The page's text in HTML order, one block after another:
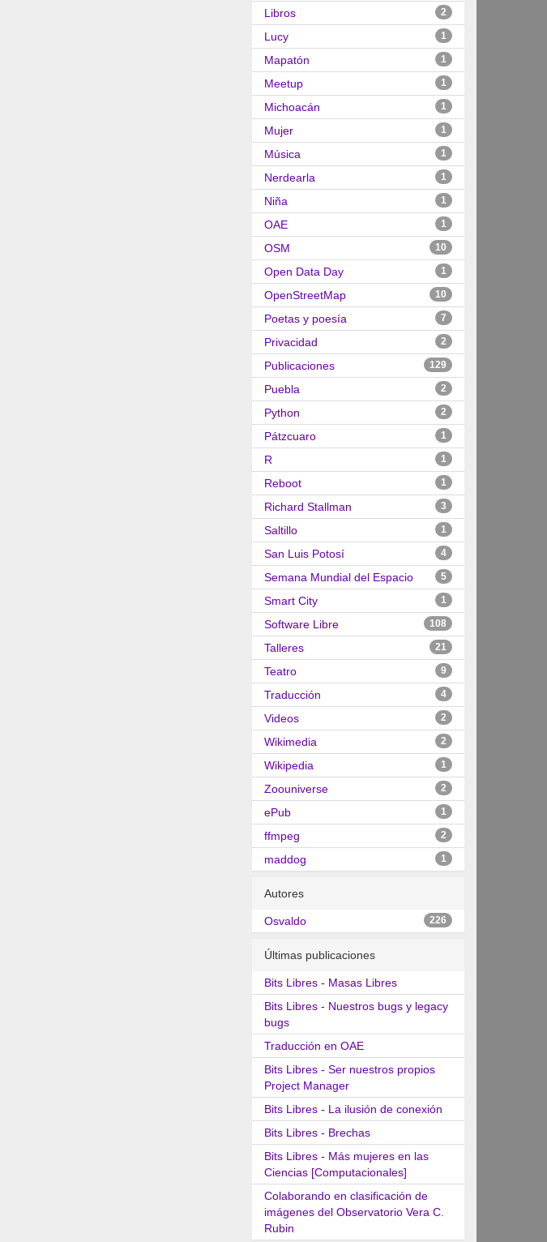
Libros 2
Lucy 1
Mapatón 1
Meetup 1
Michoacán 1
Mujer 1
Música 1
Nerdearla 1
Niña 1
OAE 1
OSM 10
Open Data Day 1
OpenStreetMap 10
Poetas y poesía 7
Privacidad 2
Publicaciones 129
Puebla 2
Python 2
Pátzcuaro 1
R 1
Reboot 1
Richard Stallman 3
Saltillo 1
San Luis Potosí 4
Semana Mundial del Espacio 5
Smart City 1
Software Libre 108
Talleres 21
Teatro 9
Traducción 4
Videos 2
Wikimedia 2
Wikipedia 1
Zoouniverse 2
ePub 1
ffmpeg 2
maddog 1
Autores
Osvaldo 226
Últimas publicaciones
Bits Libres - Masas Libres
Bits Libres - Nuestros bugs y legacy
bugs
Traducción en OAE
Bits Libres - Ser nuestros propios
Project Manager
Bits Libres - La ilusión de conexión
Bits Libres - Brechas
Bits Libres - Más mujeres en las
Ciencias [Computacionales]
Colaborando en clasificación de
imágenes del Observatorio Vera C.
Rubin